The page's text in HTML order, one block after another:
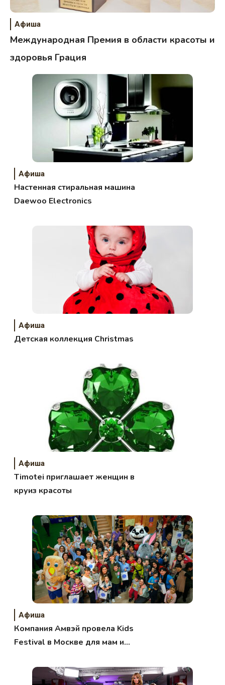
Афиша
Международная Премия в области красоты и
здоровья Грация
Афиша
Настенная стиральная машина
Daewoo Electronics
Афиша
Детская коллекция Christmas
Афиша
Timotei приглашает женщин в
круиз красоты
Афиша
Компания Амвэй провела Kids
Festival в Москве для мам и